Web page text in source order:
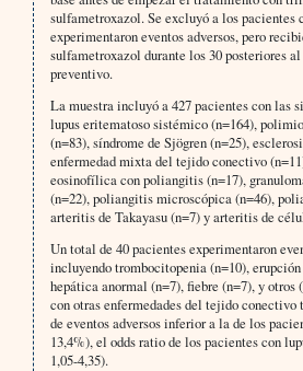
sulfametroxazol. Se excluyó a los pacientes
experimentaron eventos adversos, pero
sulfametroxazol durante los 30 posteriores
preventivo.
La muestra incluyó a 427 pacientes con las
lupus eritematoso sistémico (n=164),
(n=83), síndrome de Sjögren (n=25),
enfermedad mixta del tejido conectivo
eosinofílica con poliangitis (n=17),
(n=22), poliangitis microscópica (n=46),
arteritis de Takayasu (n=7) y arteritis de
Un total de 40 pacientes experimentaron
incluyendo trombocitopenia (n=10),
hepática anormal (n=7), fiebre (n=7), y otros
con otras enfermedades del tejido conectivo
de eventos adversos inferior a la de los
13,4%), el odds ratio de los pacientes con
1,05-4,35).